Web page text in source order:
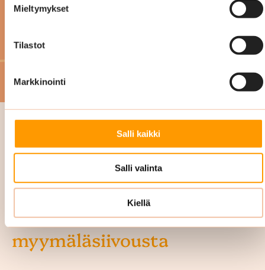
Mieltymykset
Tilastot
Markkinointi
Salli kaikki
Salli valinta
Kiellä
Oiva-siivous on osa
kokonaisvaltaista
myymäläsiivousta